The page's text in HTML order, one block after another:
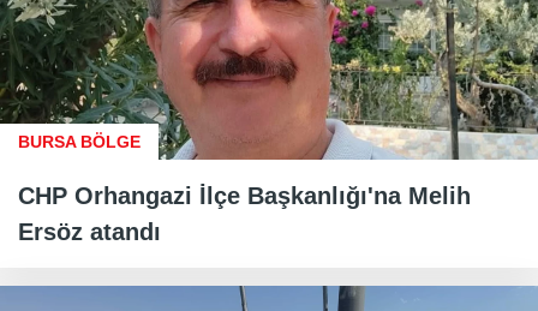
BURSA BÖLGE
CHP Orhangazi İlçe Başkanlığı'na Melih
Ersöz atandı